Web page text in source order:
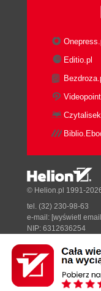
Editio.pl
Designed with ♥ by
© Helion.pl 1991-
tel. (32) 230-98-63
e-mail: [wyświetl
NIP: 6312636254